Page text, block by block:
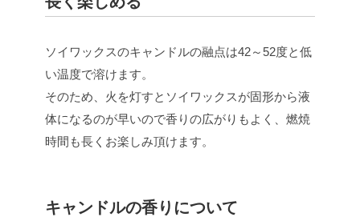
ソイワックスのキャンドルの融点は42～52度と低
い温度で溶けます。
そのため、火を灯すとソイワックスが固形から液
体になるのが早いので香りの広がりもよく、燃焼
時間も長くお楽しみ頂けます。
キャンドルの香りについて